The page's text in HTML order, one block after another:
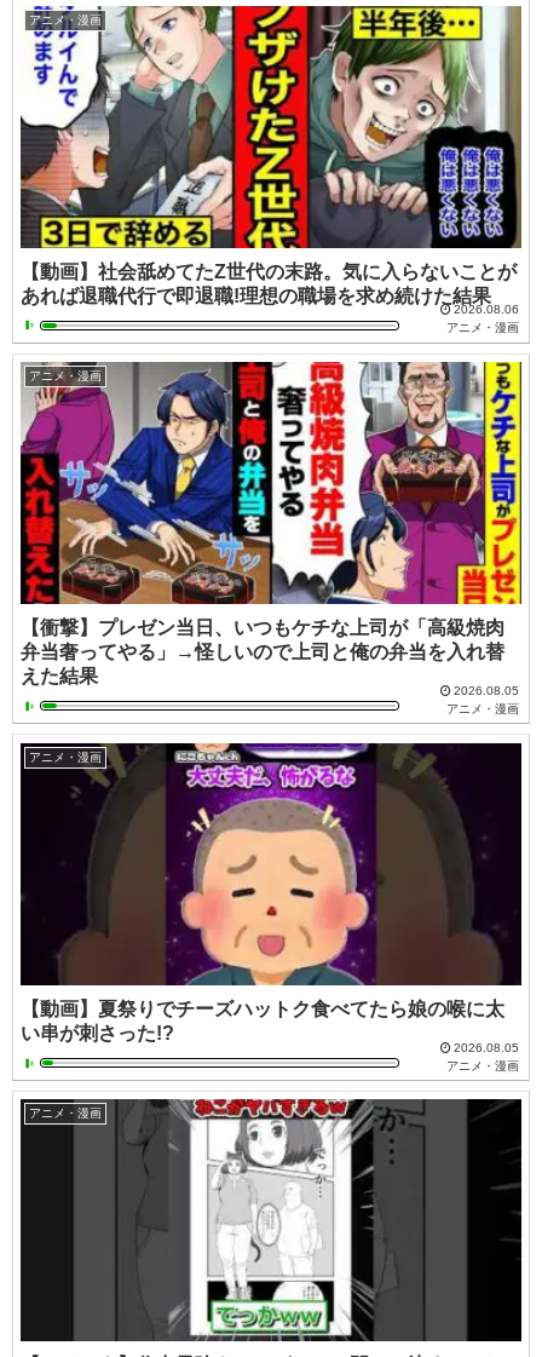
アニメ・漫画
【動画】社会舐めてたZ世代の末路。気に入らないことが
あれば退職代行で即退職!理想の職場を求め続けた結果
2026.08.06
アニメ・漫画
アニメ・漫画
【衝撃】プレゼン当日、いつもケチな上司が「高級焼肉
弁当奢ってやる」→怪しいので上司と俺の弁当を入れ替
えた結果
2026.08.05
アニメ・漫画
アニメ・漫画
【動画】夏祭りでチーズハットク食べてたら娘の喉に太
い串が刺さった!?
2026.08.05
アニメ・漫画
アニメ・漫画